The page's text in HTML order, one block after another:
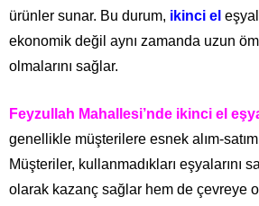
ürünler sunar. Bu durum, ikinci el
ekonomik değil aynı zamanda uzun
olmalarını sağlar.
Feyzullah Mahallesi’nde ikinci el
genellikle müşterilere esnek alım-
Müşteriler, kullanmadıkları eşyalarını
olarak kazanç sağlar hem de çevreye